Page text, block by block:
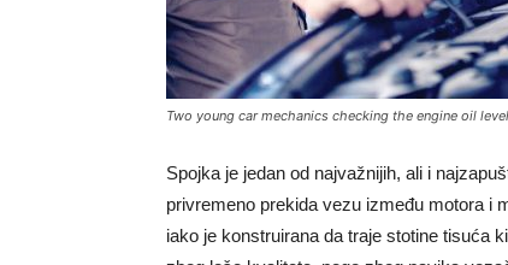
Two young car mechanics checking the engine oil
Spojka je jedan od najvažnijih, ali i
privremeno prekida vezu između motora i
iako je konstruirana da traje stotine tisuća